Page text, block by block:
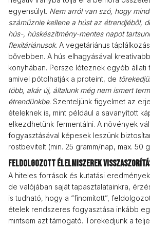
egyensúlyt. Nem arról van szó, hogy
száműznie kellene a húst az étrendjéből,
hús-, húskészítmény-mentes napot
flexitáriánusok. A vegetáriánus
bővebben. A hús elhagyásával
konyhában. Persze léteznek egyéb állati
amivel pótolhatják a proteint, de
több, akár új, általunk még nem ismert
étrendünkbe. Szenteljünk figyelmet az
ételeknek is, mint például a savanyított
elkezdhetünk fermentálni. A növények
fogyasztásával képesek leszünk
rostbevitelt (min. 25 gramm/nap, max. 50
Feldolgozott élelmiszerek
A hiteles források és kutatási
de valójában saját tapasztalatainkra,
is tudható, hogy a “finomított”,
ételek rendszeres fogyasztása inkább
mintsem azt támogató. Törekedjünk a